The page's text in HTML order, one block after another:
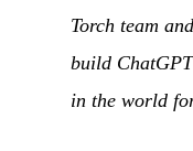
Torch team
build
in the world